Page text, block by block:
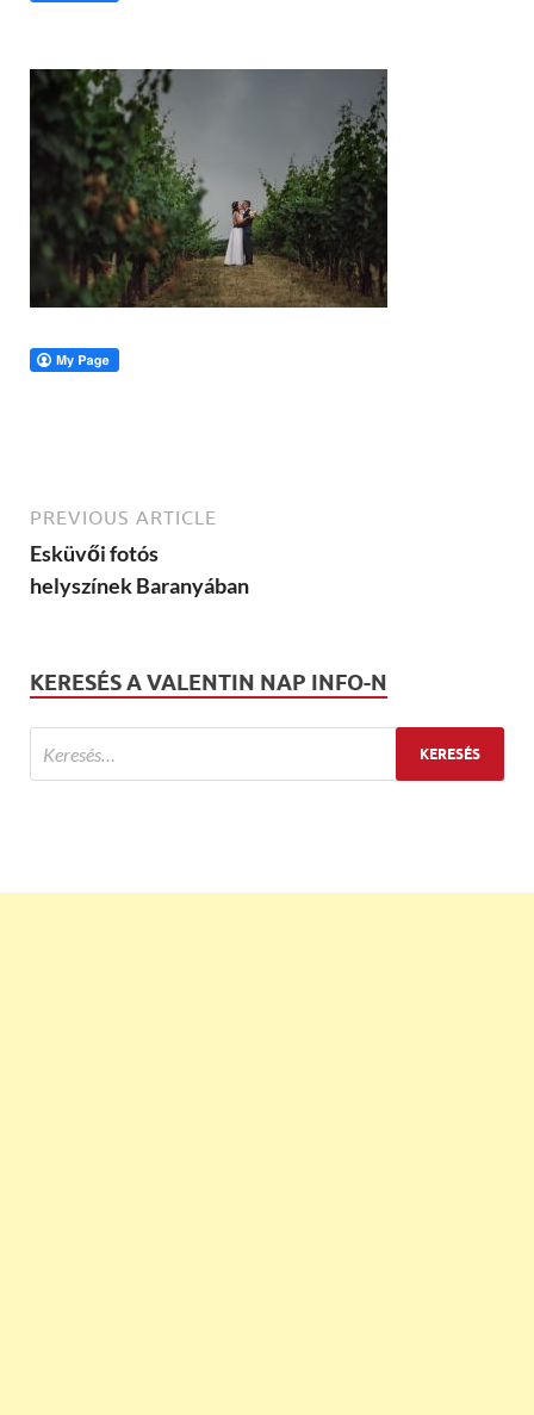
PREVIOUS ARTICLE
Esküvői fotós
helyszínek Baranyában
KERESÉS A VALENTIN NAP INFO-N